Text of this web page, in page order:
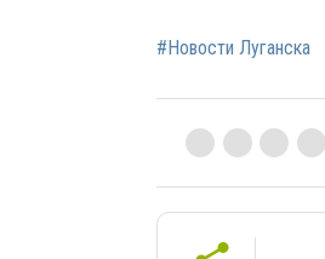
#Новости Луганска